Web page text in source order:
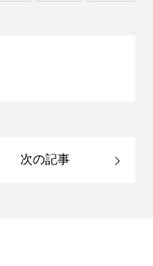
次の記事